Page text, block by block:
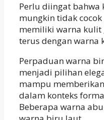
Perlu diingat bahwa
mungkin tidak
memiliki warna kulit
terus dengan warna
Perpaduan warna
menjadi pilihan
mampu
dalam konteks
Beberapa warna